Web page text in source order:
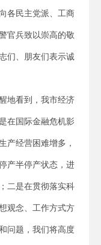
各民主党派、工商
官兵致以崇高的敬
们、朋友们表示诚
地看到，我市经济
在国际金融危机影
产经营困难增多，
产半停产状态，进
二是在贯彻落实科
观念、工作方式方
问题，我们将高度